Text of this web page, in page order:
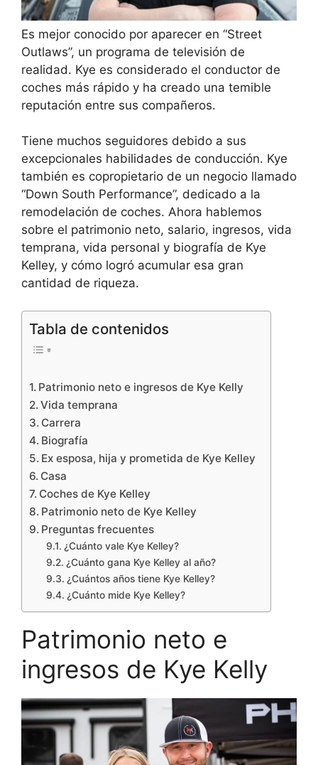
Es mejor conocido por aparecer en “Street
Outlaws”, un programa de televisión de
realidad. Kye es considerado el conductor de
coches más rápido y ha creado una temible
reputación entre sus compañeros.
Tiene muchos seguidores debido a sus
excepcionales habilidades de conducción. Kye
también es copropietario de un negocio llamado
“Down South Performance”, dedicado a la
remodelación de coches. Ahora hablemos
sobre el patrimonio neto, salario, ingresos, vida
temprana, vida personal y biografía de Kye
Kelley, y cómo logró acumular esa gran
cantidad de riqueza.
Tabla de contenidos
Patrimonio neto e ingresos de Kye Kelly
Vida temprana
Carrera
Biografía
Ex esposa, hija y prometida de Kye Kelley
Casa
Coches de Kye Kelley
Patrimonio neto de Kye Kelley
Preguntas frecuentes
¿Cuánto vale Kye Kelley?
¿Cuánto gana Kye Kelley al año?
¿Cuántos años tiene Kye Kelley?
¿Cuánto mide Kye Kelley?
Patrimonio neto e
ingresos de Kye Kelly